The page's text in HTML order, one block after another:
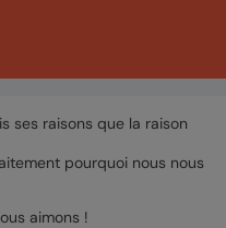
ses raisons que la raison
pourquoi nous nous
aimons !